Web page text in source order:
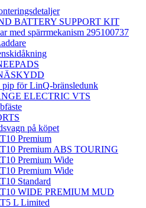
BATTERY SUPPORT KIT
med spärrmekanism 295100737
för LinQ-bränsledunk
ELECTRIC VTS
på köpet
Premium
Premium ABS TOURING
Premium Wide
Premium Wide
Standard
WIDE PREMIUM MUD
L Limited